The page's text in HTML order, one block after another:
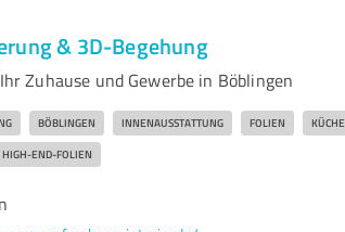
& 3D-Begehung
Zuhause und Gewerbe in Böblingen
BÖBLINGEN INNENAUSSTATTUNG FOLIEN
HIGH-END-FOLIEN